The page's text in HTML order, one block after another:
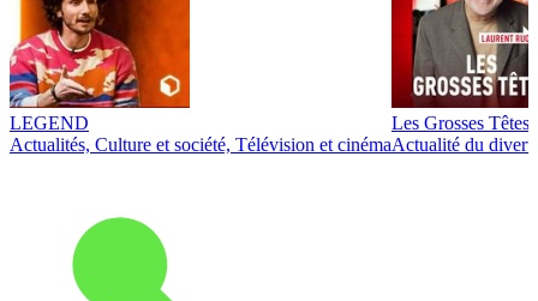
LEGEND
Actualités, Culture et société, Télévision et cinéma
Les Grosses Têtes
Actualité du